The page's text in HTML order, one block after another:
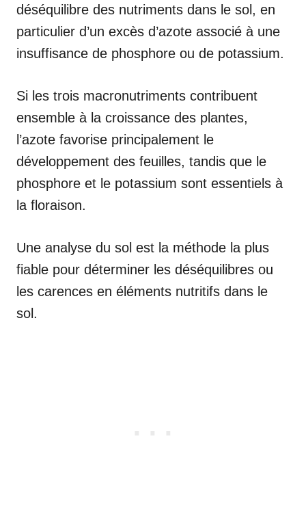
déséquilibre des nutriments dans le sol, en
particulier d’un excès d’azote associé à une
insuffisance de phosphore ou de potassium.
Si les trois macronutriments contribuent
ensemble à la croissance des plantes,
l’azote favorise principalement le
développement des feuilles, tandis que le
phosphore et le potassium sont essentiels à
la floraison.
Une analyse du sol est la méthode la plus
fiable pour déterminer les déséquilibres ou
les carences en éléments nutritifs dans le
sol.